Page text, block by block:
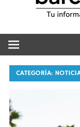
CATEGORÍA: